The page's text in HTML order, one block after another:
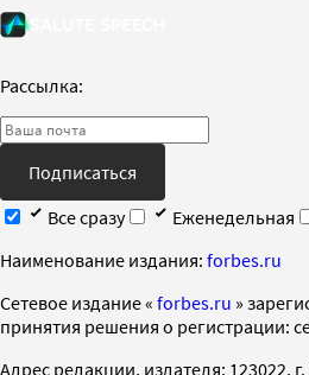
Рассылка:
Подписаться
Все сразу
Еженедельная
Наименование издания: forbes.ru
Cетевое издание « forbes.ru »
принятия решения о регистрации:
Адрес редакции, издателя: 123022,